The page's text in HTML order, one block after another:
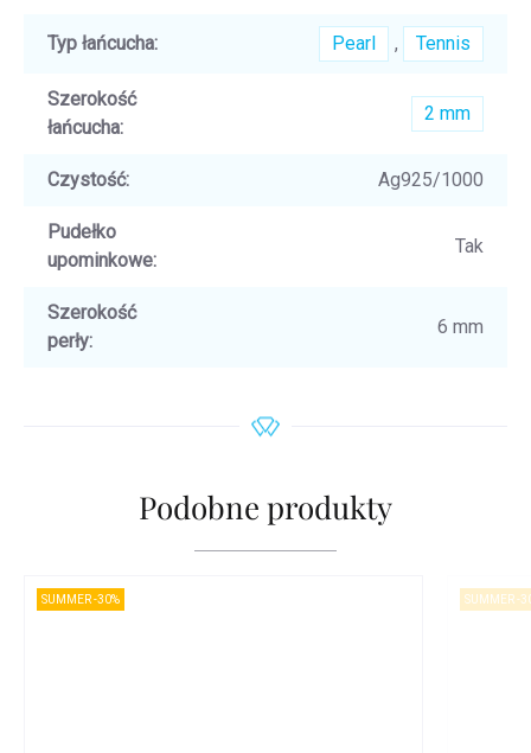
Typ łańcucha: Pearl , Tennis
Szerokość
łańcucha:
2 mm
Czystość: Ag925/1000
Pudełko
upominkowe:
Tak
Szerokość
perły:
6 mm
Podobne produkty
SUMMER -30% SUMMER -